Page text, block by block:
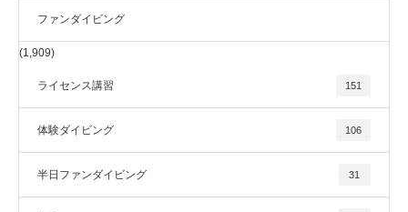
ファンダイビング
(1,909)
ライセンス講習 151
体験ダイビング 106
半日ファンダイビング 31